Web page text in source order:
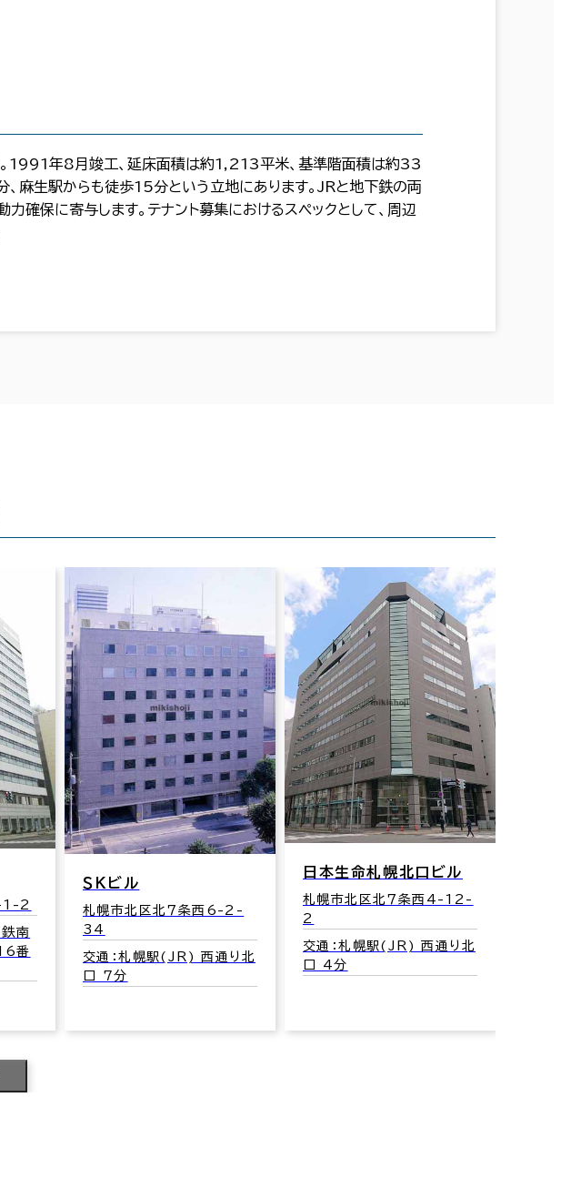
1991年8月竣工、延床面積は約1,213平米、基準階面積は約33
麻生駅からも徒歩15分という立地にあります。JRと地下鉄の両
確保に寄与します。テナント募集におけるスペックとして、周辺
1-2
南
番
ＳＫビル
札幌市北区北７条西6-2-
34
交通：札幌駅(JR) 西通り北
口 7分
日本生命札幌北口ビル
札幌市北区北７条西4-12-
2
交通：札幌駅(JR) 西通り北
口 4分